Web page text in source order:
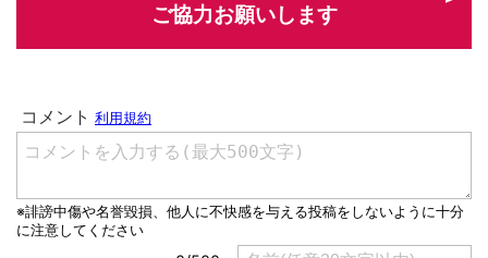
ご協力お願いします